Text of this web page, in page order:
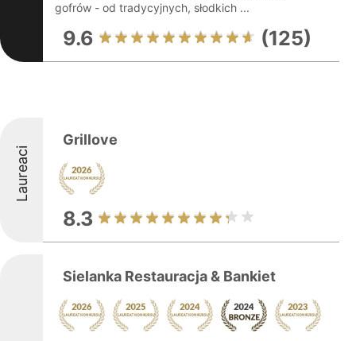
gofrów - od tradycyjnych, słodkich ...
9.6 (125)
Laureaci
Grillove
8.3
Sielanka Restauracja & Bankiet